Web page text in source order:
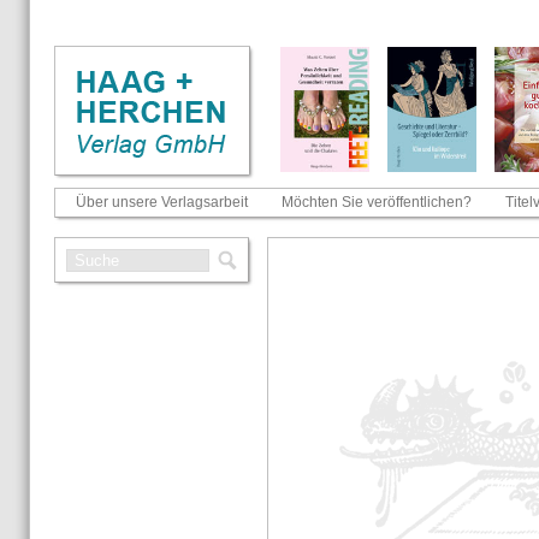
Über unsere Verlagsarbeit Möchten Sie veröffentlichen?